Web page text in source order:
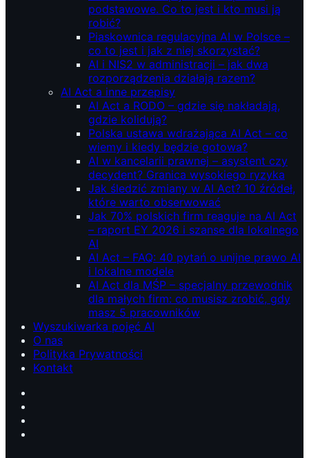
podstawowe. Co to jest i kto musi ją
robić?
Piaskownica regulacyjna AI w Polsce –
co to jest i jak z niej skorzystać?
AI i NIS2 w administracji – jak dwa
rozporządzenia działają razem?
AI Act a inne przepisy
AI Act a RODO – gdzie się nakładają,
gdzie kolidują?
Polska ustawa wdrażająca AI Act – co
wiemy i kiedy będzie gotowa?
AI w kancelarii prawnej – asystent czy
decydent? Granica wysokiego ryzyka
Jak śledzić zmiany w AI Act? 10 źródeł,
które warto obserwować
Jak 70% polskich firm reaguje na AI Act
– raport EY 2026 i szanse dla lokalnego
AI
AI Act – FAQ: 40 pytań o unijne prawo AI
i lokalne modele
AI Act dla MŚP – specjalny przewodnik
dla małych firm: co musisz zrobić, gdy
masz 5 pracowników
Wyszukiwarka pojęć AI
O nas
Polityka Prywatności
Kontakt